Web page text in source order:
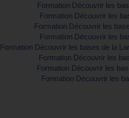
Formation Découvrir les
Formation Découvrir les
Formation Découvrir les
Formation Découvrir les
Formation Découvrir les bases de la
Formation Découvrir les
Formation Découvrir les
Formation Découvrir les